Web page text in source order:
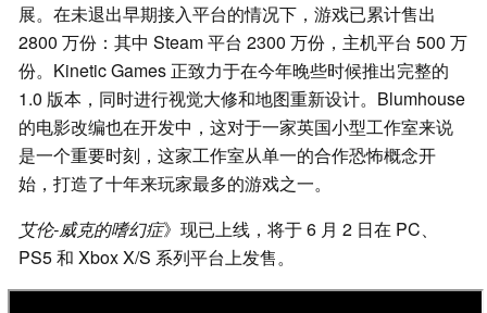
展。在未退出早期接入平台的情况下，游戏已累计售出
2800 万份：其中 Steam 平台 2300 万份，主机平台 500 万
份。Kinetic Games 正致力于在今年晚些时候推出完整的
1.0 版本，同时进行视觉大修和地图重新设计。Blumhouse
的电影改编也在开发中，这对于一家英国小型工作室来说
是一个重要时刻，这家工作室从单一的合作恐怖概念开
始，打造了十年来玩家最多的游戏之一。
艾伦-威克的嗜幻症》现已上线，将于 6 月 2 日在 PC、
PS5 和 Xbox X/S 系列平台上发售。